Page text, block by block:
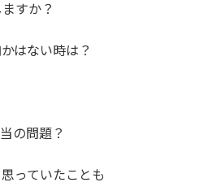
すか？
はない時は？
の問題？
っていたことも